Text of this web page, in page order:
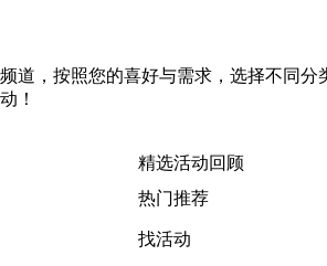
道，按照您的喜好与需求，选择不同
！
精选活动回顾
热门推荐
找活动